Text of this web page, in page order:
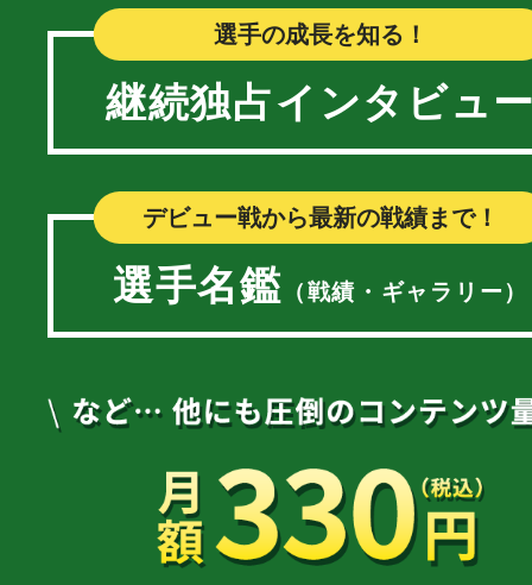
選手の成長を知る！
継続独占インタビュ
デビュー戦から最新の戦績まで！
選手名鑑 （戦績・ギャラリー）